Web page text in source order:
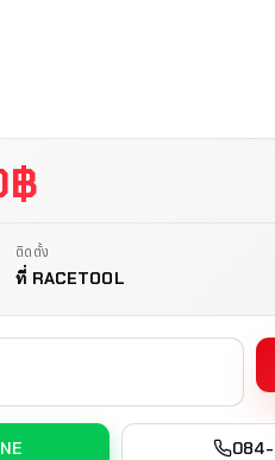
฿
ติดตั้ง
ที่ RACETOOL
084-